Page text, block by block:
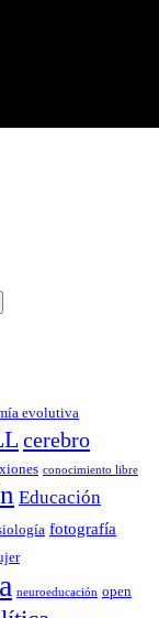
evolutiva
cerebro
conocimiento libre
Educación
fotografía
neuroeducación open